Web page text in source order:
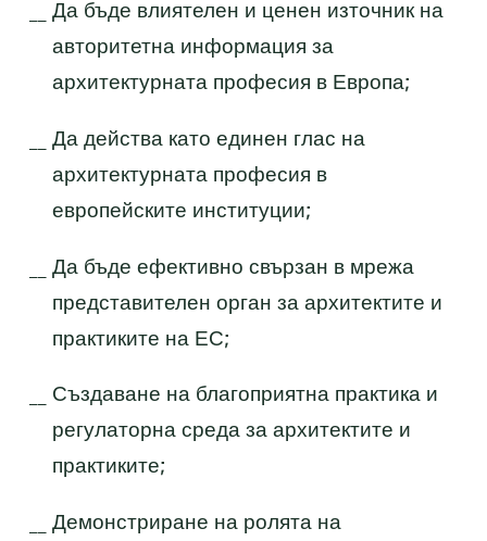
Да бъде влиятелен и ценен източник на
авторитетна информация за
архитектурната професия в Европа;
Да действа като единен глас на
архитектурната професия в
европейските институции;
Да бъде ефективно свързан в мрежа
представителен орган за архитектите и
практиките на ЕС;
Създаване на благоприятна практика и
регулаторна среда за архитектите и
практиките;
Демонстриране на ролята на